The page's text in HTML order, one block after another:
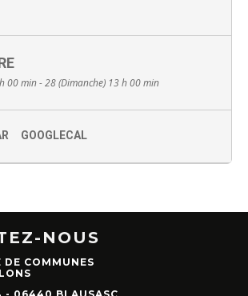
00 min - 28 (Dimanche) 13 h 00 min
GOOGLECAL
NOUS
COMMUNES